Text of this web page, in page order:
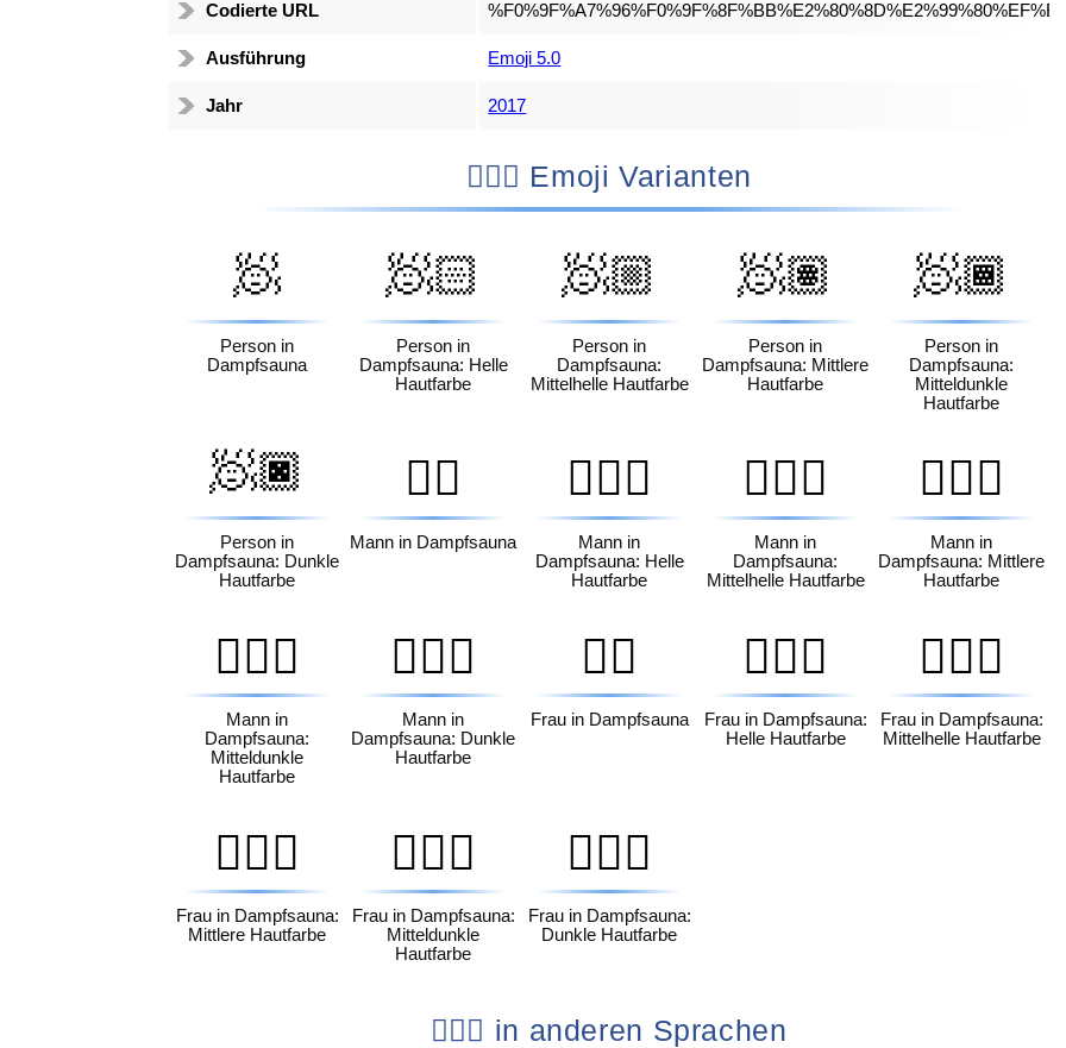
Codierte URL
Ausführung Emoji 5.0
Jahr 2017
🧖🏻‍♀️ Emoji Varianten
🧖
Person in
Dampfsauna
🧖🏻
Person in
Dampfsauna: Helle
Hautfarbe
🧖🏼
Person in
Dampfsauna:
Mittelhelle Hautfarbe
🧖🏽
Person in
Dampfsauna: Mittlere
Hautfarbe
🧖🏾
Person in
Dampfsauna:
Mitteldunkle
Hautfarbe
🧖🏿
Person in
Dampfsauna: Dunkle
Hautfarbe
🧖‍♂️
Mann in Dampfsauna
🧖🏻‍♂️
Mann in
Dampfsauna: Helle
Hautfarbe
🧖🏼‍♂️
Mann in
Dampfsauna:
Mittelhelle Hautfarbe
🧖🏽‍♂️
Mann in
Dampfsauna: Mittlere
Hautfarbe
🧖🏾‍♂️
Mann in
Dampfsauna:
Mitteldunkle
Hautfarbe
🧖🏿‍♂️
Mann in
Dampfsauna: Dunkle
Hautfarbe
🧖‍♀️
Frau in Dampfsauna
🧖🏻‍♀️
Frau in Dampfsauna:
Helle Hautfarbe
🧖🏼‍♀️
Frau in Dampfsauna:
Mittelhelle Hautfarbe
🧖🏽‍♀️
Frau in Dampfsauna:
Mittlere Hautfarbe
🧖🏾‍♀️
Frau in Dampfsauna:
Mitteldunkle
Hautfarbe
🧖🏿‍♀️
Frau in Dampfsauna:
Dunkle Hautfarbe
🧖🏻‍♀️ in anderen Sprachen